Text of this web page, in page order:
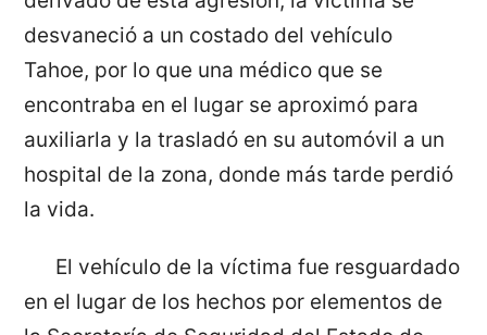
desvaneció a un costado del vehículo
Tahoe, por lo que una médico que se
encontraba en el lugar se aproximó para
auxiliarla y la trasladó en su automóvil a un
hospital de la zona, donde más tarde perdió
la vida.
El vehículo de la víctima fue resguardado
en el lugar de los hechos por elementos de